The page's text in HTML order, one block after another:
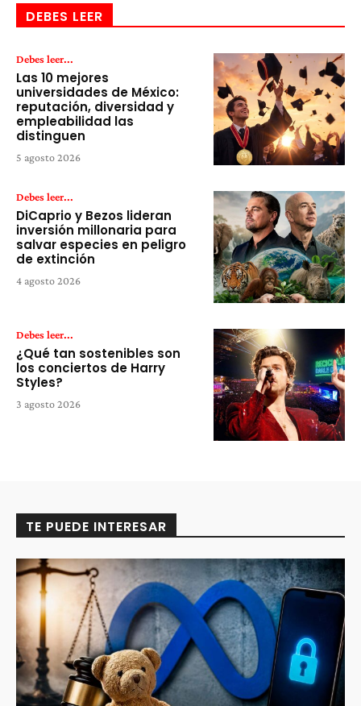
DEBES LEER
Debes leer...
Las 10 mejores
universidades de México:
reputación, diversidad y
empleabilidad las
distinguen
5 agosto 2026
Debes leer...
DiCaprio y Bezos lideran
inversión millonaria para
salvar especies en peligro
de extinción
4 agosto 2026
Debes leer...
¿Qué tan sostenibles son
los conciertos de Harry
Styles?
3 agosto 2026
TE PUEDE INTERESAR